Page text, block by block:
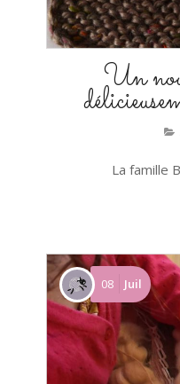
Un
La famille
08 Juil